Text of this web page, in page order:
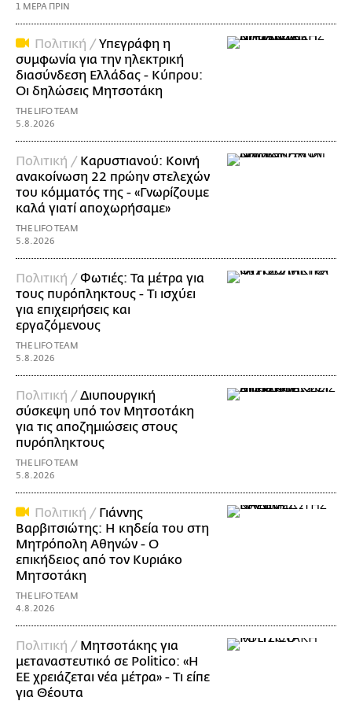
1 ΜΕΡΑ ΠΡΙΝ
Πολιτική /Υπεγράφη η
συμφωνία για την ηλεκτρική
διασύνδεση Ελλάδας - Κύπρου:
Οι δηλώσεις Μητσοτάκη
THE LIFO TEAM
5.8.2026
Πολιτική / Καρυστιανού: Κοινή
ανακοίνωση 22 πρώην στελεχών
του κόμματός της - «Γνωρίζουμε
καλά γιατί αποχωρήσαμε»
THE LIFO TEAM
5.8.2026
Πολιτική /Φωτιές: Τα μέτρα για
τους πυρόπληκτους - Τι ισχύει
για επιχειρήσεις και
εργαζόμενους
THE LIFO TEAM
5.8.2026
Πολιτική /Διυπουργική
σύσκεψη υπό τον Μητσοτάκη
για τις αποζημιώσεις στους
πυρόπληκτους
THE LIFO TEAM
5.8.2026
Πολιτική / Γιάννης
Βαρβιτσιώτης: Η κηδεία του στη
Μητρόπολη Αθηνών - Ο
επικήδειος από τον Κυριάκο
Μητσοτάκη
THE LIFO TEAM
4.8.2026
Πολιτική / Μητσοτάκης για
μεταναστευτικό σε Politico: «Η
ΕΕ χρειάζεται νέα μέτρα» - Τι είπε
για Θέουτα